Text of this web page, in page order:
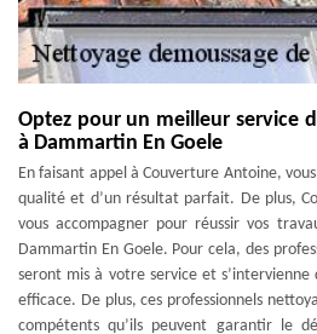
Optez pour un meilleur service
à Dammartin En Goele
En faisant appel à Couverture Antoine,
qualité et d’un résultat parfait. De plus,
vous accompagner pour réussir vos
Dammartin En Goele. Pour cela, des
seront mis à votre service et
efficace. De plus, ces professionnels
compétents qu’ils peuvent garantir le